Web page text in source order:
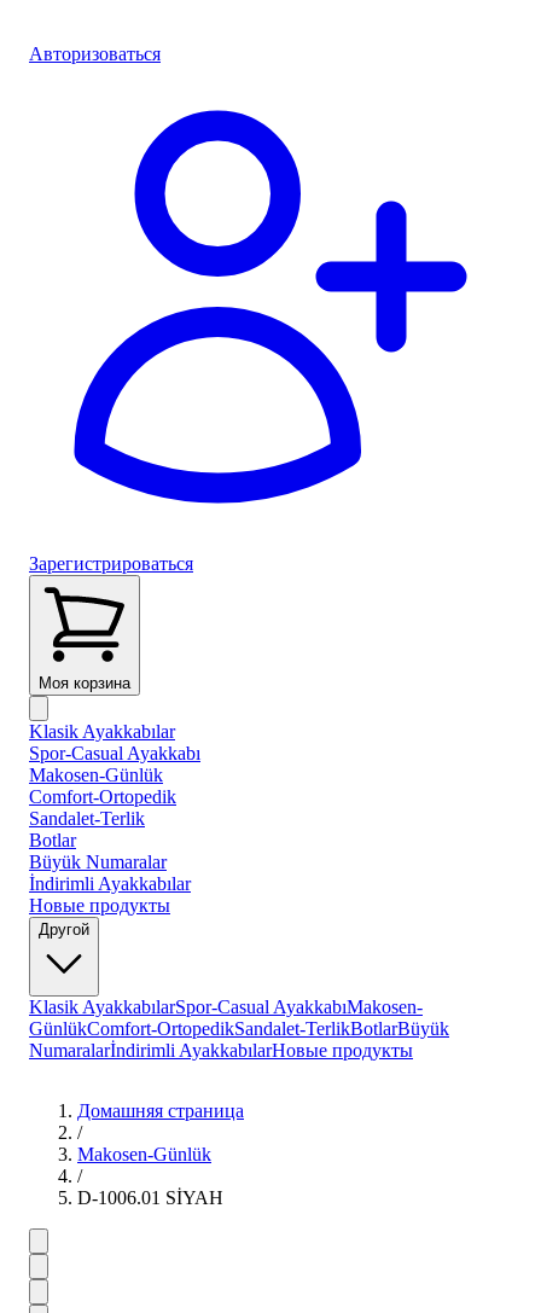
Авторизоваться
Зарегистрироваться
Моя корзина
Klasik Ayakkabılar
Spor-Casual Ayakkabı
Makosen-Günlük
Comfort-Ortopedik
Sandalet-Terlik
Botlar
Büyük Numaralar
İndirimli Ayakkabılar
Новые продукты
Другой
Klasik AyakkabılarSpor-Casual AyakkabıMakosen-
GünlükComfort-OrtopedikSandalet-TerlikBotlarBüyük
Numaralarİndirimli AyakkabılarНовые продукты
Домашняя страница
/
Makosen-Günlük
/
D-1006.01 SİYAH